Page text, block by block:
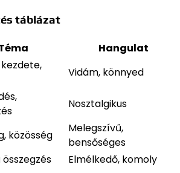
táblázat
Hangulat
Vidám, könnyed
Nosztalgikus
közösség
Melegszívű,
bensőséges
összegzés Elmélkedő, komoly